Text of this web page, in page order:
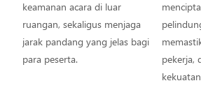
keamanan acara di luar
ruangan, sekaligus menjaga
jarak pandang yang jelas bagi
para peserta.
pekerja,